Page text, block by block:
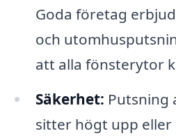
Goda företag
och
att alla fönsterytor
Säkerhet: Putsning
sitter högt upp eller